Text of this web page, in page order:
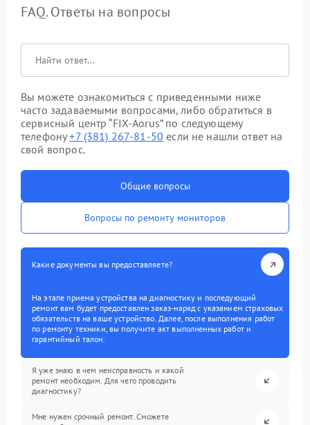
FAQ. Ответы на вопросы
Вы можете ознакомиться с приведенными ниже
часто задаваемыми вопросами, либо обратиться в
сервисный центр “FIX-Aorus” по следующему
телефону+7 (381) 267-81-50 если не нашли ответ на
свой вопрос.
Общие вопросы
Вопросы по ремонту мониторов
Какие документы вы предоставляете?
На этапе приема устройства на диагностику и последующий
ремонт вам будет предоставлен заказ-наряд с указанием страховых
обязательств на ваше устройство. Далее, после выполнения работ
по ремонту техники, вы получите акт выполненных работ и
гарантийный талон.
Я уже знаю в чем неисправность и какой
ремонт необходим. Для чего проводить
диагностику?
Мне нужен срочный ремонт. Сможете